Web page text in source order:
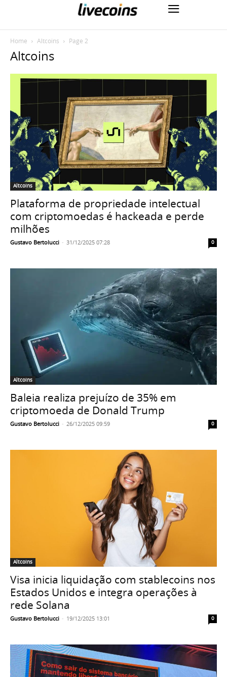
Home Altcoins Page 2
Altcoins
Altcoins
Plataforma de propriedade intelectual
com criptomoedas é hackeada e perde
milhões
Gustavo Bertolucci - 31/12/2025 07:28 0
Altcoins
Baleia realiza prejuízo de 35% em
criptomoeda de Donald Trump
Gustavo Bertolucci - 26/12/2025 09:59 0
Altcoins
Visa inicia liquidação com stablecoins nos
Estados Unidos e integra operações à
rede Solana
Gustavo Bertolucci - 19/12/2025 13:01 0